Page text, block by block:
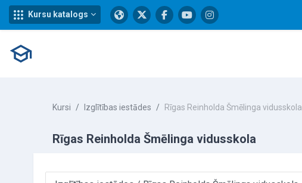
Kursu katalogs
Kursi Izglītības iestādes Rīgas Reinholda Šmēlinga vidusskola
Rīgas Reinholda Šmēlinga vidusskola